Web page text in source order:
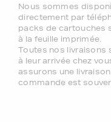
Nous sommes
directement par
packs de cartouches
à la feuille imprimée.
Toutes nos livraisons
à leur arrivée chez
assurons une
commande est